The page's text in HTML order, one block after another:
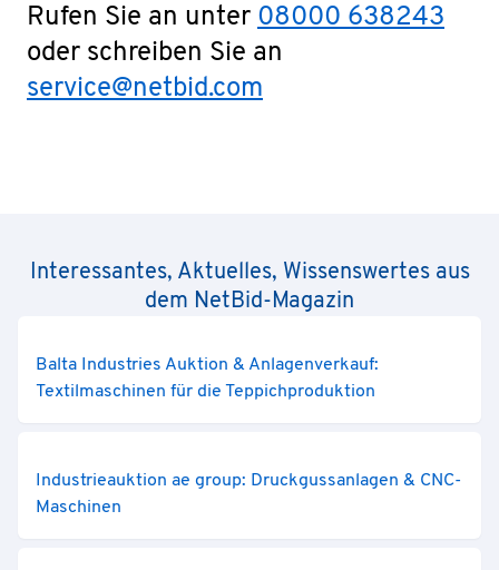
Rufen Sie an unter 08000 638243
oder schreiben Sie an
service@netbid.com
Interessantes, Aktuelles, Wissenswertes aus
dem NetBid-Magazin
Balta Industries Auktion & Anlagenverkauf:
Textilmaschinen für die Teppichproduktion
Industrieauktion ae group: Druckgussanlagen & CNC-
Maschinen